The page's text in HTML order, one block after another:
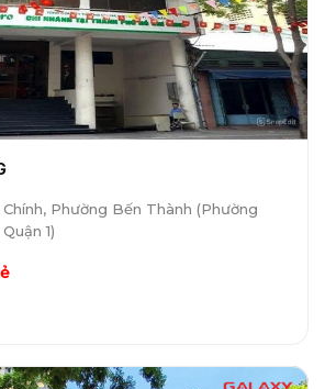
Phường Bến Thành (Phường
1)